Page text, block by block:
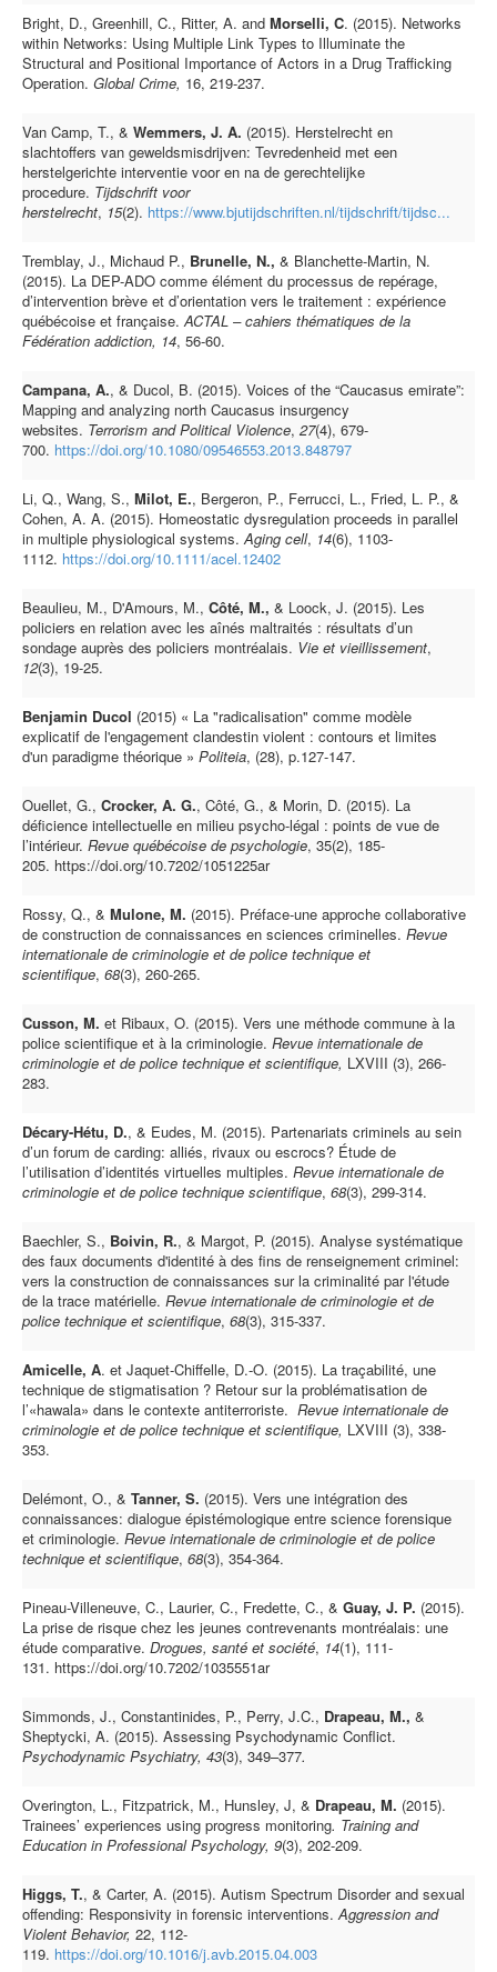
Bright, D., Greenhill, C., Ritter, A. and Morselli, C. (2015). Networks
within Networks: Using Multiple Link Types to Illuminate the
Structural and Positional Importance of Actors in a Drug Trafficking
Operation. Global Crime, 16, 219-237.
Van Camp, T., & Wemmers, J. A. (2015). Herstelrecht en
slachtoffers van geweldsmisdrijven: Tevredenheid met een
herstelgerichte interventie voor en na de gerechtelijke
procedure. Tijdschrift voor
herstelrecht, 15(2). https://www.bjutijdschriften.nl/tijdschrift/tijdsc...
Tremblay, J., Michaud P., Brunelle, N., & Blanchette-Martin, N.
(2015). La DEP-ADO comme élément du processus de repérage,
d’intervention brève et d’orientation vers le traitement : expérience
québécoise et française.ACTAL – cahiers thématiques de la
Fédération addiction, 14, 56-60.
Campana, A., & Ducol, B. (2015). Voices of the “Caucasus emirate”:
Mapping and analyzing north Caucasus insurgency
websites. Terrorism and Political Violence, 27(4), 679-
700. https://doi.org/10.1080/09546553.2013.848797
Li, Q., Wang, S., Milot, E., Bergeron, P., Ferrucci, L., Fried, L. P., &
Cohen, A. A. (2015). Homeostatic dysregulation proceeds in parallel
in multiple physiological systems.Aging cell, 14(6), 1103-
1112. https://doi.org/10.1111/acel.12402
Beaulieu, M., D'Amours, M., Côté, M., & Loock, J. (2015). Les
policiers en relation avec les aînés maltraités : résultats d’un
sondage auprès des policiers montréalais. Vie et vieillissement,
12(3), 19-25.
Benjamin Ducol (2015) « La "radicalisation" comme modèle
explicatif de l'engagement clandestin violent : contours et limites
d'un paradigme théorique » Politeia, (28), p.127-147.
Ouellet, G., Crocker, A. G., Côté, G., & Morin, D. (2015). La
déficience intellectuelle en milieu psycho-­légal : points de vue de
l’intérieur. Revue québécoise de psychologie, 35(2), 185-
205. https://doi.org/10.7202/1051225ar
Rossy, Q., & Mulone, M. (2015). Préface-une approche collaborative
de construction de connaissances en sciences criminelles. Revue
internationale de criminologie et de police technique et
scientifique, 68(3), 260-265.
Cusson, M. et Ribaux, O. (2015). Vers une méthode commune à la
police scientifique et à la criminologie. Revue internationale de
criminologie et de police technique et scientifique, LXVIII (3), 266-
283.
Décary-Hétu, D., & Eudes, M. (2015). Partenariats criminels au sein
d’un forum de carding: alliés, rivaux ou escrocs? Étude de
l’utilisation d’identités virtuelles multiples. Revue internationale de
criminologie et de police technique scientifique, 68(3), 299-314.
Baechler, S., Boivin, R., & Margot, P. (2015). Analyse systématique
des faux documents d'identité à des fins de renseignement criminel:
vers la construction de connaissances sur la criminalité par l'étude
de la trace matérielle. Revue internationale de criminologie et de
police technique et scientifique, 68(3), 315-337.
Amicelle, A. et Jaquet-Chiffelle, D.-O. (2015). La traçabilité, une
technique de stigmatisation ? Retour sur la problématisation de
l’«hawala» dans le contexte antiterroriste. Revue internationale de
criminologie et de police technique et scientifique, LXVIII (3), 338-
353.
Delémont, O., & Tanner, S. (2015). Vers une intégration des
connaissances: dialogue épistémologique entre science forensique
et criminologie. Revue internationale de criminologie et de police
technique et scientifique, 68(3), 354-364.
Pineau-Villeneuve, C., Laurier, C., Fredette, C., & Guay, J. P. (2015).
La prise de risque chez les jeunes contrevenants montréalais: une
étude comparative. Drogues, santé et société, 14(1), 111-
131. https://doi.org/10.7202/1035551ar
Simmonds, J., Constantinides, P., Perry, J.C., Drapeau, M., &
Sheptycki, A. (2015). Assessing Psychodynamic Conflict.
Psychodynamic Psychiatry, 43(3), 349–377.
Overington, L., Fitzpatrick, M., Hunsley, J, & Drapeau, M. (2015).
Trainees’ experiences using progress monitoring. Training and
Education in Professional Psychology, 9(3), 202-209.
Higgs, T., & Carter, A. (2015). Autism Spectrum Disorder and sexual
offending: Responsivity in forensic interventions.Aggression and
Violent Behavior, 22, 112-
119. https://doi.org/10.1016/j.avb.2015.04.003